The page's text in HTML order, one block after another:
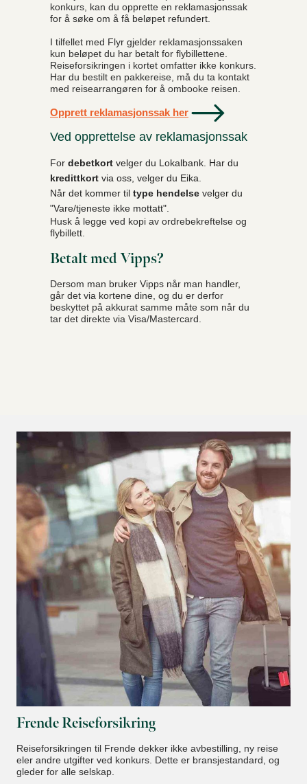
konkurs, kan du opprette en reklamasjonssak
for å søke om å få beløpet refundert.
I tilfellet med Flyr gjelder reklamasjonssaken
kun beløpet du har betalt for flybillettene.
Reiseforsikringen i kortet omfatter ikke konkurs.
Har du bestilt en pakkereise, må du ta kontakt
med reisearrangøren for å ombooke reisen.
Opprett reklamasjonssak her
Ved opprettelse av reklamasjonssak
For debetkort velger du Lokalbank. Har du
kredittkort via oss, velger du Eika.
Når det kommer til type hendelse velger du
"Vare/tjeneste ikke mottatt".
Husk å legge ved kopi av ordrebekreftelse og
flybillett.
Betalt med Vipps?
Dersom man bruker Vipps når man handler,
går det via kortene dine, og du er derfor
beskyttet på akkurat samme måte som når du
tar det direkte via Visa/Mastercard.
Frende Reiseforsikring
Reiseforsikringen til Frende dekker ikke avbestilling, ny reise
eler andre utgifter ved konkurs. Dette er bransjestandard, og
gleder for alle selskap.